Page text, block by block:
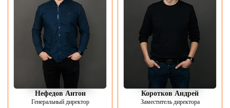
Нефедов Антон
Генеральный директор
Коротков Андрей
Заместитель директора